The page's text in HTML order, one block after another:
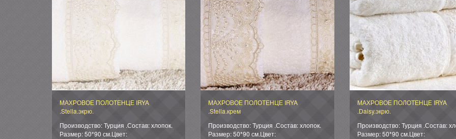
МАХРОВОЕ ПОЛОТЕНЦЕ IRYA
.Stella.экрю.
Производство: Турция .Состав: хлопок.
Размер: 50*90 см.Цвет:
МАХРОВОЕ ПОЛОТЕНЦЕ IRYA
.Stella.крем
Производство: Турция .Состав: хлопок.
Размер: 50*90 см.Цвет:
МАХРОВОЕ ПОЛОТЕНЦЕ IRYA
.Daisy.экрю.
Производство: Турция .Состав:
Размер: 50*90 см.Цвет: